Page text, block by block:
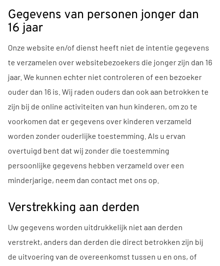
Gegevens van personen jonger dan
16 jaar
Onze website en/of dienst heeft niet de intentie gegevens
te verzamelen over websitebezoekers die jonger zijn dan 16
jaar. We kunnen echter niet controleren of een bezoeker
ouder dan 16 is. Wij raden ouders dan ook aan betrokken te
zijn bij de online activiteiten van hun kinderen, om zo te
voorkomen dat er gegevens over kinderen verzameld
worden zonder ouderlijke toestemming. Als u ervan
overtuigd bent dat wij zonder die toestemming
persoonlijke gegevens hebben verzameld over een
minderjarige, neem dan contact met ons op.
Verstrekking aan derden
Uw gegevens worden uitdrukkelijk niet aan derden
verstrekt, anders dan derden die direct betrokken zijn bij
de uitvoering van de overeenkomst tussen u en ons, of